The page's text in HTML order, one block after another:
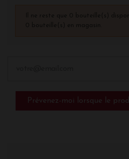
Prévenez-moi lorsque le